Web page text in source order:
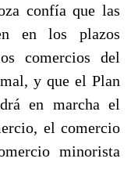
confía que las
en los plazos
comercios del
y que el Plan
en marcha el
el comercio
minorista